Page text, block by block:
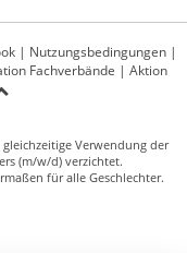
| Nutzungsbedingungen |
Fachverbände | Aktion
Verwendung der
(m/w/d) verzichtet.
für alle Geschlechter.